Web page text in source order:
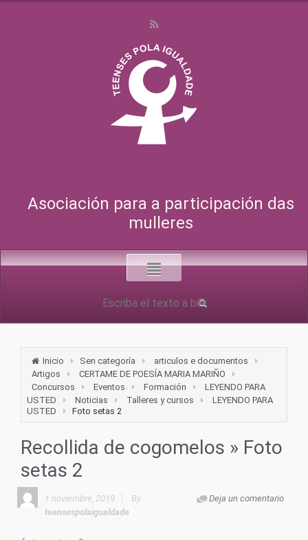
Asociación para a participación das
mulleres
Inicio Sen categoría
articulos e documentos
Artigos
CERTAME DE POESÍA MARIA MARIÑO
Concursos
Eventos Formación
LEYENDO PARA
USTED
Noticias Talleres y cursos
LEYENDO PARA
USTED
Foto setas 2
Recollida de cogomelos » Foto
setas 2
1 noviembre, 2019 Deja un comentario
By
teensespolaigualdade